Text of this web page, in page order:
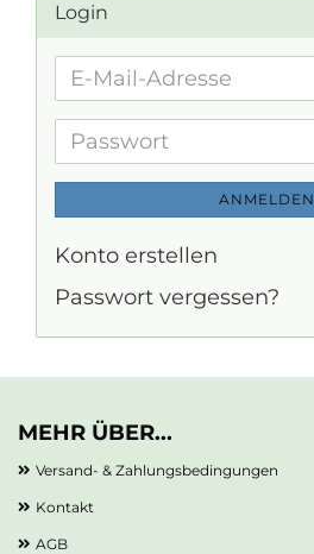
Login
E-
Adresse
Passwort
ANMELDEN
Konto erstellen
Passwort vergessen?
MEHR ÜBER...
Versand- & Zahlungsbedingungen
Kontakt
AGB